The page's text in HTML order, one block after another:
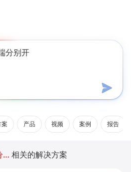
产品 视频 案例 报告
APP后端和小程序后端分别开发吗 相关的解决方案